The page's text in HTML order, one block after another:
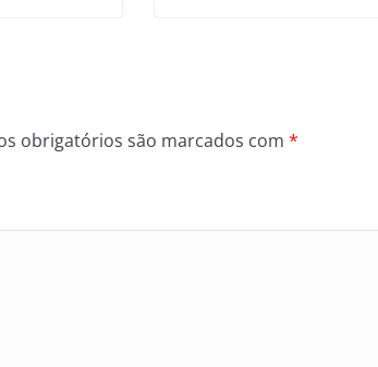
obrigatórios são marcados com *